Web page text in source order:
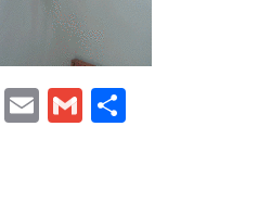
Telegram
EmailGmail